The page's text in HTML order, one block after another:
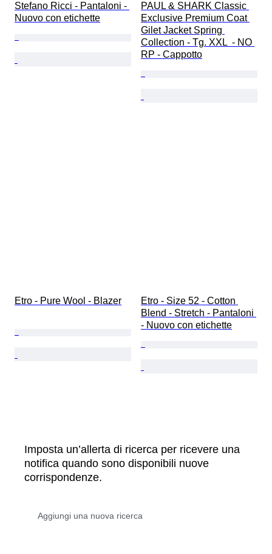
Stefano Ricci - Pantaloni -
Nuovo con etichette
PAUL & SHARK Classic
Exclusive Premium Coat
Gilet Jacket Spring
Collection - Tg. XXL  - NO
RP - Cappotto
Etro - Pure Wool - Blazer
Etro - Size 52 - Cotton
Blend - Stretch - Pantaloni
- Nuovo con etichette
Imposta un’allerta di ricerca per ricevere una
notifica quando sono disponibili nuove
corrispondenze.